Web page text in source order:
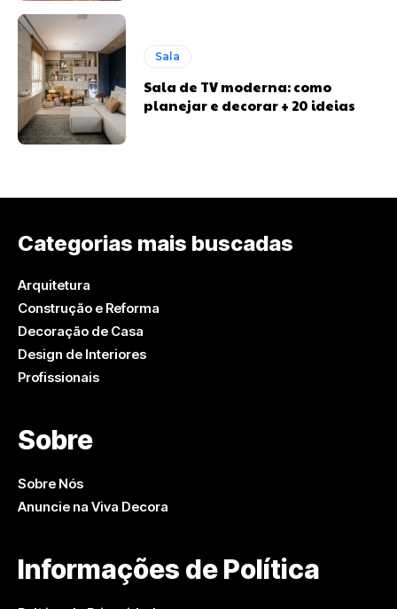
Sala
Sala de TV moderna: como
planejar e decorar + 20 ideias
Categorias mais buscadas
Arquitetura
Construção e Reforma
Decoração de Casa
Design de Interiores
Profissionais
Sobre
Sobre Nós
Anuncie na Viva Decora
Informações de Política